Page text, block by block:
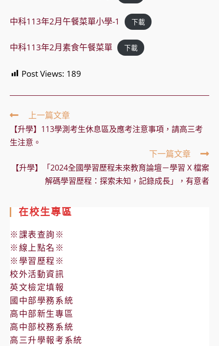
中科113年2月午餐菜單小學-1 下載
中科113年2月素食午餐菜單 下載
Post Views: 189
Read
more
articles
上一篇文章
【升學】113學測考生休息區及應考注意事項，請高三考
生注意。
下一篇文章
【升學】「2024全國學習歷程未來教育論壇－學習 X 檔案
解碼學習歷程：探索未知，記錄成長」，有意者
在校生專區
※課表查詢※
※線上點名※
※學習歷程※
校外活動資訊
英文檢定填報
國中部學務系統
高中部新生專區
高中部校務系統
高三升學報考系統